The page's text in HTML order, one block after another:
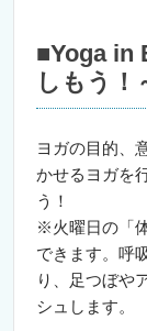
■Yoga
しもう！
ヨガの目的、
かせるヨガを
う！
※火曜日の「
できます。呼
り、足つぼや
シュします。